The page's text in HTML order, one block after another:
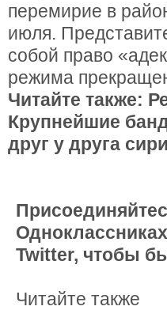
перемирие в
июля.
собой право
режима
Читайте также:
Крупнейшие
друг у друга
Twitter, чтобы
Читайте также